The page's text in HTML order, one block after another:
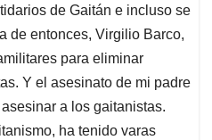
de Gaitán e incluso se
de entonces, Virgilio Barco,
para eliminar
Y el asesinato de mi padre
a los gaitanistas.
ha tenido varas